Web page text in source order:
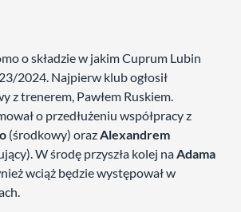
o składzie w jakim Cuprum Lubin
2024. Najpierw klub ogłosił
z trenerem, Pawłem Ruskiem.
o przedłużeniu współpracy z
(środkowy) orazAlexandrem
W środę przyszła kolej naAdama
wciąż będzie występował w